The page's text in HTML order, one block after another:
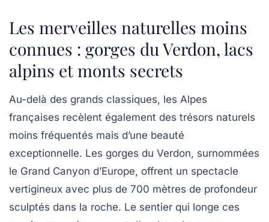
Les merveilles naturelles moins
connues : gorges du Verdon, lacs
alpins et monts secrets
Au-delà des grands classiques, les Alpes
françaises recèlent également des trésors naturels
moins fréquentés mais d’une beauté
exceptionnelle. Les gorges du Verdon, surnommées
le Grand Canyon d’Europe, offrent un spectacle
vertigineux avec plus de 700 mètres de profondeur
sculptés dans la roche. Le sentier qui longe ces